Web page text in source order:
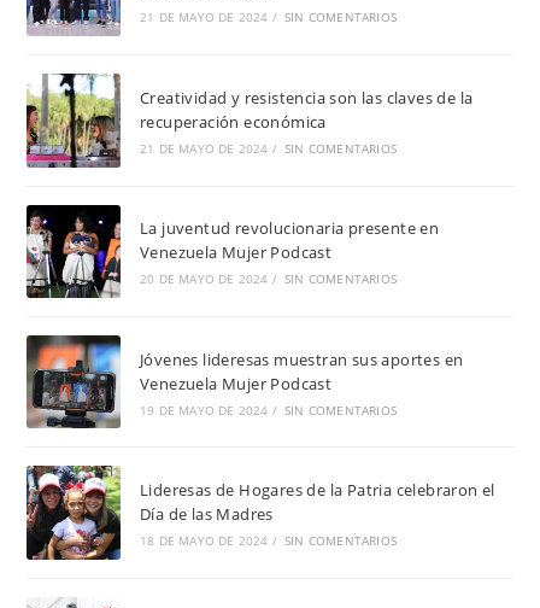
21 DE MAYO DE 2024 / SIN COMENTARIOS
Creatividad y resistencia son las claves de la
recuperación económica
21 DE MAYO DE 2024 / SIN COMENTARIOS
La juventud revolucionaria presente en
Venezuela Mujer Podcast
20 DE MAYO DE 2024 / SIN COMENTARIOS
Jóvenes lideresas muestran sus aportes en
Venezuela Mujer Podcast
19 DE MAYO DE 2024 / SIN COMENTARIOS
Lideresas de Hogares de la Patria celebraron el
Día de las Madres
18 DE MAYO DE 2024 / SIN COMENTARIOS